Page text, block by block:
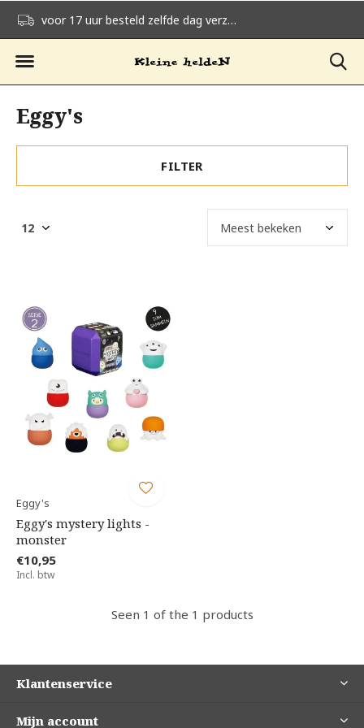
voor 17 uur besteld zelfde dag verzonden
Eggy's
FILTER
Eggy's
Eggy's mystery lights -
monster
€10,95
Incl. btw
Seen 1 of the 1 products
Klantenservice
Mijn account